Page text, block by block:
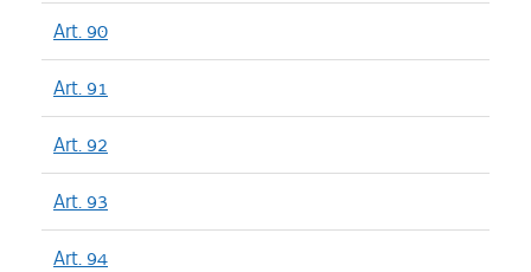
Art. 90
Art. 91
Art. 92
Art. 93
Art. 94